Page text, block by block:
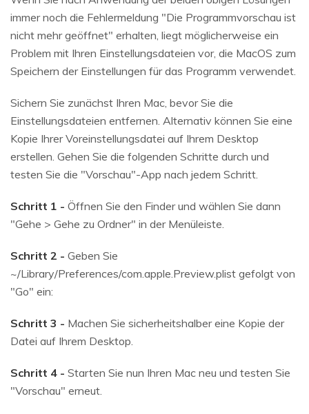
immer noch die Fehlermeldung "Die Programmvorschau ist
nicht mehr geöffnet" erhalten, liegt möglicherweise ein
Problem mit Ihren Einstellungsdateien vor, die MacOS zum
Speichern der Einstellungen für das Programm verwendet.
Sichern Sie zunächst Ihren Mac, bevor Sie die
Einstellungsdateien entfernen. Alternativ können Sie eine
Kopie Ihrer Voreinstellungsdatei auf Ihrem Desktop
erstellen. Gehen Sie die folgenden Schritte durch und
testen Sie die "Vorschau"-App nach jedem Schritt.
Schritt 1 - Öffnen Sie den Finder und wählen Sie dann
"Gehe > Gehe zu Ordner" in der Menüleiste.
Schritt 2 - Geben Sie
~/Library/Preferences/com.apple.Preview.plist gefolgt von
"Go" ein:
Schritt 3 - Machen Sie sicherheitshalber eine Kopie der
Datei auf Ihrem Desktop.
Schritt 4 - Starten Sie nun Ihren Mac neu und testen Sie
"Vorschau" erneut.